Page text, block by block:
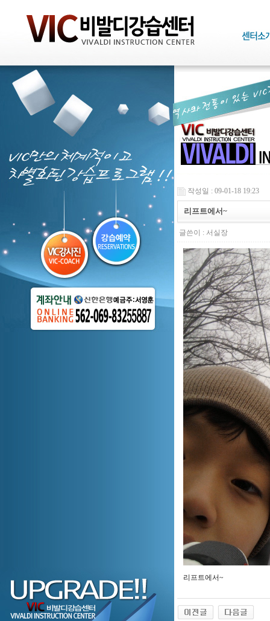
작성일 : 09-01-18 19:23
리프트에서~
글쓴이 : 서실장
리프트에서~